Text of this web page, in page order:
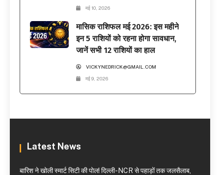
मई 10, 2026
मासिक राशिफल मई 2026: इस महीने
इन 5 राशियों को रहना होगा सावधान,
जानें सभी 12 राशियों का हाल
VICKYNEDRICK@GMAIL.COM
मई 9, 2026
Latest News
बारिश ने खोली स्मार्ट सिटी की पोल! दिल्ली-NCR से पहाड़ों तक जलसैलाब,